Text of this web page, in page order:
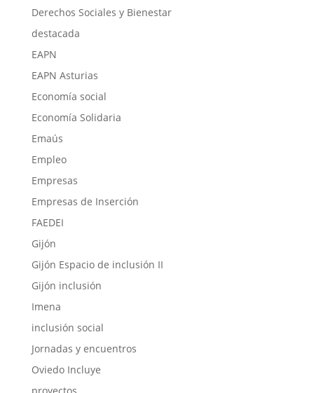
Derechos Sociales y Bienestar
destacada
EAPN
EAPN Asturias
Economía social
Economía Solidaria
Emaús
Empleo
Empresas
Empresas de Inserción
FAEDEI
Gijón
Gijón Espacio de inclusión II
Gijón inclusión
Imena
inclusión social
Jornadas y encuentros
Oviedo Incluye
proyectos